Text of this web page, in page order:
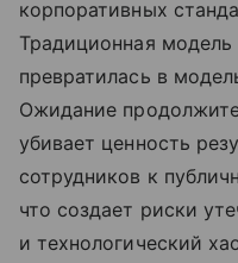
корпоративных
Традиционная
превратилась в
Ожидание
убивает ценность
сотрудников к
что создает риски
и технологический